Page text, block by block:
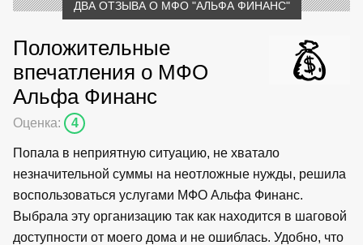
ДВА ОТЗЫВА О МФО "АЛЬФА ФИНАНС"
Положительные
впечатления о МФО
Альфа Финанс
Оценка: 4
Попала в неприятную ситуацию, не хватало
незначительной суммы на неотложные нужды, решила
воспользоваться услугами МФО Альфа Финанс.
Выбрала эту организацию так как находится в шаговой
доступности от моего дома и не ошиблась. Удобно, что